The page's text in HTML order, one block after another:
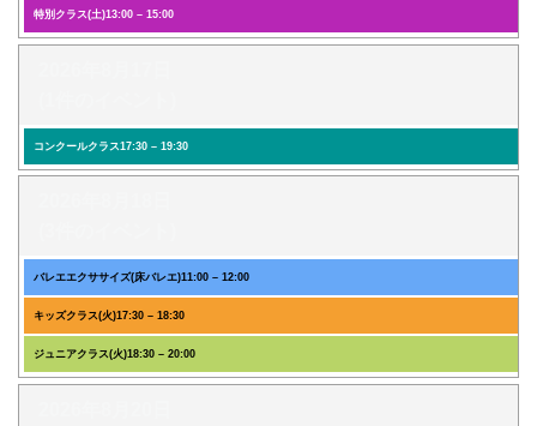
特別クラス(土)13:00 – 15:00
コンクールクラス17:30 – 19:30
バレエエクササイズ(床バレエ)11:00 – 12:00
キッズクラス(火)17:30 – 18:30
ジュニアクラス(火)18:30 – 20:00